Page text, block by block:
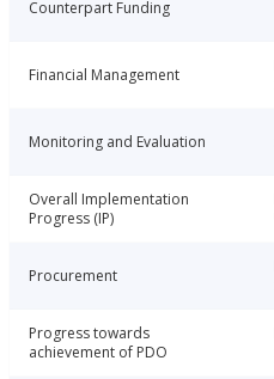
Counterpart Funding
Financial Management
Monitoring and Evaluation
Overall Implementation
Progress (IP)
Procurement
Progress towards
achievement of PDO